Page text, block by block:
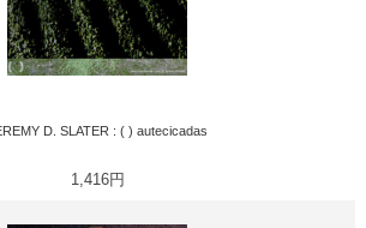
JEREMY D. SLATER : ( ) autecicadas
1,416円